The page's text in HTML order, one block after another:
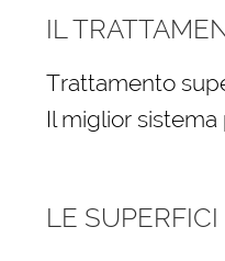
IL
Trattamento
Il miglior
LE